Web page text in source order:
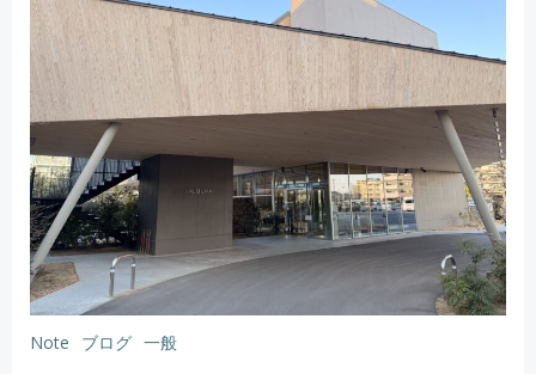
Note ブログ 一般